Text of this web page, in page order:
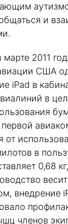
и
марте 2011
США
iPad в
в
первой
от
в
0,68
внедрение
членов